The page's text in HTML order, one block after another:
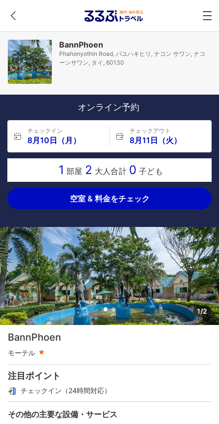
BannPhoen
Phahonyothin Road, パユハキヒリ, ナコン サワン, ナコ
ーンサワン, タイ, 60130
オンライン予約
チェックイン
8月10日（月）
チェックアウト
8月11日（火）
1 部屋 2 大人合計 0 子ども
空室 & 料金をチェック
1/2
BannPhoen
モーテル
星評価 1つ星
注目ポイント
チェックイン（24時間対応）
その他の主要な設備・サービス